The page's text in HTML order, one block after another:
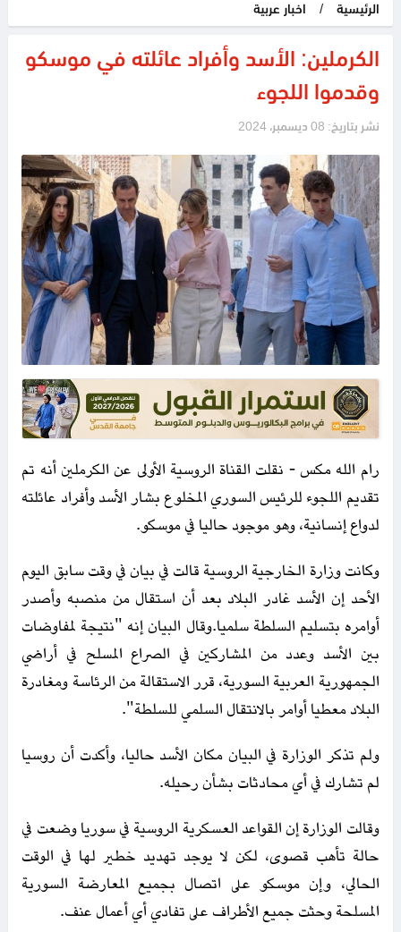
الرئيسية / اخبار عربية
الكرملين: الأسد وأفراد عائلته في موسكو
وقدموا اللجوء
نشر بتاريخ: 08 ديسمبر، 2024
رام الله مكس - نقلت القناة الروسية الأولى عن الكرملين أنه تم
تقديم اللجوء للرئيس السوري المخلوع بشار الأسد وأفراد عائلته
لدواع إنسانية، وهو موجود حاليا في موسكو.
وكانت وزارة الخارجية الروسية قالت في بيان في وقت سابق اليوم
الأحد إن الأسد غادر البلاد بعد أن استقال من منصبه وأصدر
أوامره بتسليم السلطة سلميا.وقال البيان إنه "نتيجة لمفاوضات
بين الأسد وعدد من المشاركين في الصراع المسلح في أراضي
الجمهورية العربية السورية، قرر الاستقالة من الرئاسة ومغادرة
البلاد معطيا أوامر بالانتقال السلمي للسلطة".
ولم تذكر الوزارة في البيان مكان الأسد حاليا، وأكدت أن روسيا
لم تشارك في أي محادثات بشأن رحيله.
وقالت الوزارة إن القواعد العسكرية الروسية في سوريا وضعت في
حالة تأهب قصوى، لكن لا يوجد تهديد خطير لها في الوقت
الحالي، وإن موسكو على اتصال بجميع المعارضة السورية
المسلحة وحثت جميع الأطراف على تفادي أي أعمال عنف.